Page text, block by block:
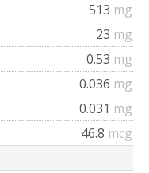
513 mg
23 mg
0.53 mg
0.036 mg
0.031 mg
46.8 mcg